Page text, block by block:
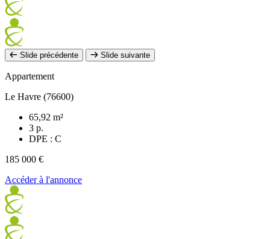
Slide précédente Slide suivante
Appartement
Le Havre (76600)
65,92 m²
3 p.
DPE : C
185 000 €
Accéder à l'annonce